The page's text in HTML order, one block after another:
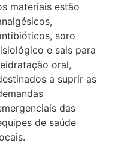
materiais estão
soro
e sais para
oral,
a suprir as
das
de saúde